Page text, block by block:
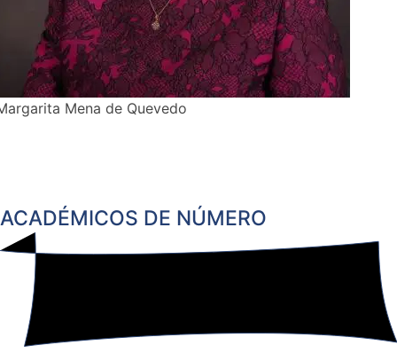
Mena de Quevedo
ACADÉMICOS DE NÚMERO